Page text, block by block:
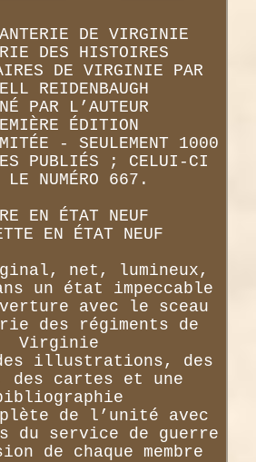
DE VIRGINIE
DES HISTOIRES
DE VIRGINIE PAR
REIDENBAUGH
PAR L’AUTEUR
ÉDITION
- SEULEMENT 1000
PUBLIÉS ; CELUI-CI
LE NUMÉRO 667.
EN ÉTAT NEUF
EN ÉTAT NEUF
net, lumineux,
un état impeccable
avec le sceau
des régiments de
Virginie
illustrations, des
des cartes et une
de l’unité avec
du service de guerre
de chaque membre